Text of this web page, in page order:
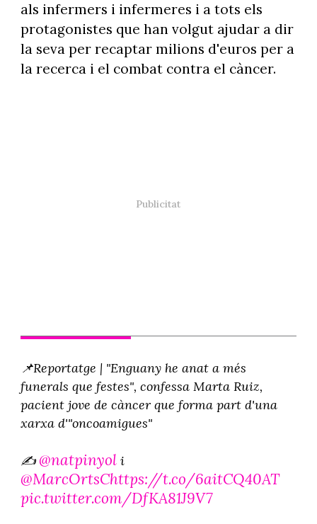
als infermers i infermeres i a tots els
protagonistes que han volgut ajudar a dir
la seva per recaptar milions d'euros per a
la recerca i el combat contra el càncer.
📌Reportatge | "Enguany he anat a més
funerals que festes", confessa Marta Ruiz,
pacient jove de càncer que forma part d'una
xarxa d'"oncoamigues"
✍️ @natpinyoli
@MarcOrtsChttps://t.co/6aitCQ40AT
pic.twitter.com/DfKA81J9V7